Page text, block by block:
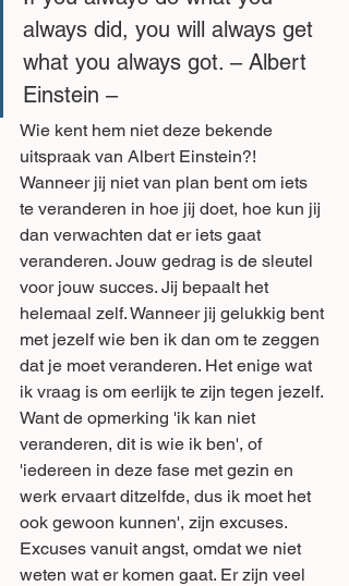
always did, you will always get
what you always got. – Albert
Einstein –
Wie kent hem niet deze bekende
uitspraak van Albert Einstein?!
Wanneer jij niet van plan bent om iets
te veranderen in hoe jij doet, hoe kun jij
dan verwachten dat er iets gaat
veranderen. Jouw gedrag is de sleutel
voor jouw succes. Jij bepaalt het
helemaal zelf. Wanneer jij gelukkig bent
met jezelf wie ben ik dan om te zeggen
dat je moet veranderen. Het enige wat
ik vraag is om eerlijk te zijn tegen jezelf.
Want de opmerking 'ik kan niet
veranderen, dit is wie ik ben', of
'iedereen in deze fase met gezin en
werk ervaart ditzelfde, dus ik moet het
ook gewoon kunnen', zijn excuses.
Excuses vanuit angst, omdat we niet
weten wat er komen gaat. Er zijn veel